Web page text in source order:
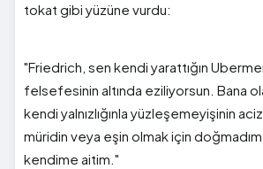
tokat gibi yüzüne vurdu:
"Friedrich, sen kendi yarattığın
felsefesinin altında eziliyorsun. Bana
kendi yalnızlığınla yüzleşemeyişinin
müridin veya eşin olmak için
kendime aitim."